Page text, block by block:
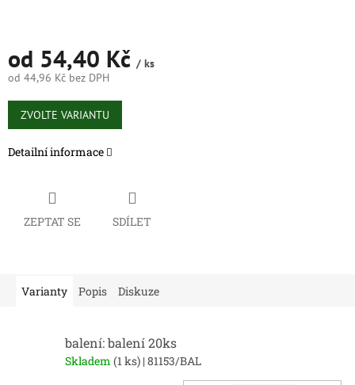
od 54,40 Kč / ks
od 44,96 Kč bez DPH
Měrná
cena:
ZVOLTE VARIANTU
Detailní informace
ZEPTAT SE SDÍLET
Varianty Popis Diskuze
balení: balení 20ks
Skladem (1 ks) | 81153/BAL